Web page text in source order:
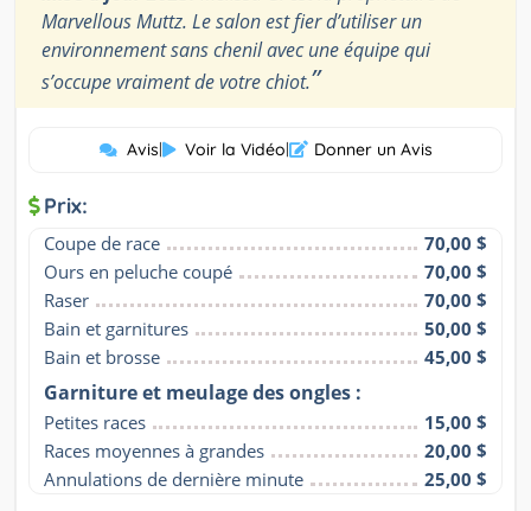
Marvellous Muttz. Le salon est fier d’utiliser un
environnement sans chenil avec une équipe qui
s’occupe vraiment de votre chiot.”
Avis| Voir la Vidéo| Donner un Avis
Prix:
Coupe de race
70,00 $
Ours en peluche coupé
70,00 $
Raser
70,00 $
Bain et garnitures
50,00 $
Bain et brosse
45,00 $
Garniture et meulage des ongles :
Petites races
15,00 $
Races moyennes à grandes
20,00 $
Annulations de dernière minute
25,00 $